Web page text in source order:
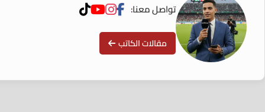
تواصل معنا:
مقالات الكاتب